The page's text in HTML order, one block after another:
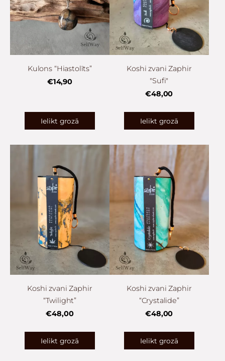
Kulons “Hiastolīts”
€14,90
Ielikt grozā
Koshi zvani Zaphir
"Sufi"
€48,00
Ielikt grozā
Koshi zvani Zaphir
“Twilight”
€48,00
Ielikt grozā
Koshi zvani Zaphir
“Crystalide”
€48,00
Ielikt grozā